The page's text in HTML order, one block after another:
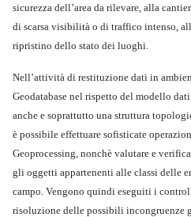
sicurezza dell’area da rilevare, alla
di scarsa visibilità o di traffico intenso,
ripristino dello stato dei luoghi.
Nell’attività di restituzione dati in
Geodatabase nel rispetto del modello
anche e soprattutto una struttura
è possibile effettuare sofisticate
Geoprocessing, nonchè valutare e
gli oggetti appartenenti alle classi delle
campo. Vengono quindi eseguiti i
risoluzione delle possibili incongruenze